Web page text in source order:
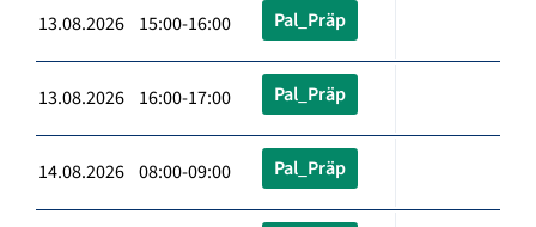
13.08.2026 15:00-16:00 Pal_Präp
13.08.2026 16:00-17:00 Pal_Präp
14.08.2026 08:00-09:00 Pal_Präp